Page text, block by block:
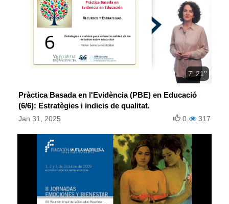
7' 21''
Pràctica Basada en l'Evidència (PBE) en Educació
(6/6): Estratègies i indicis de qualitat.
Jan 31, 2025 317
0